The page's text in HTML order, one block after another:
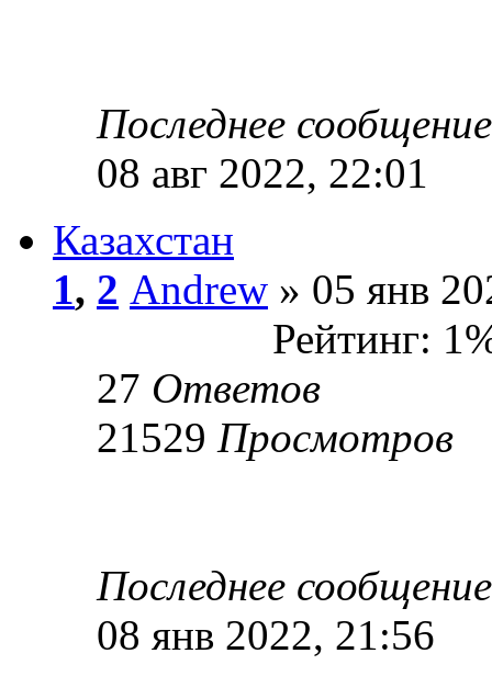
Последнее
08 авг 2022, 22:01
Казахстан
1, 2 Andrew » 05 янв
Рейтинг:
27 Ответов
21529 Просмотров
Последнее
08 янв 2022, 21:56